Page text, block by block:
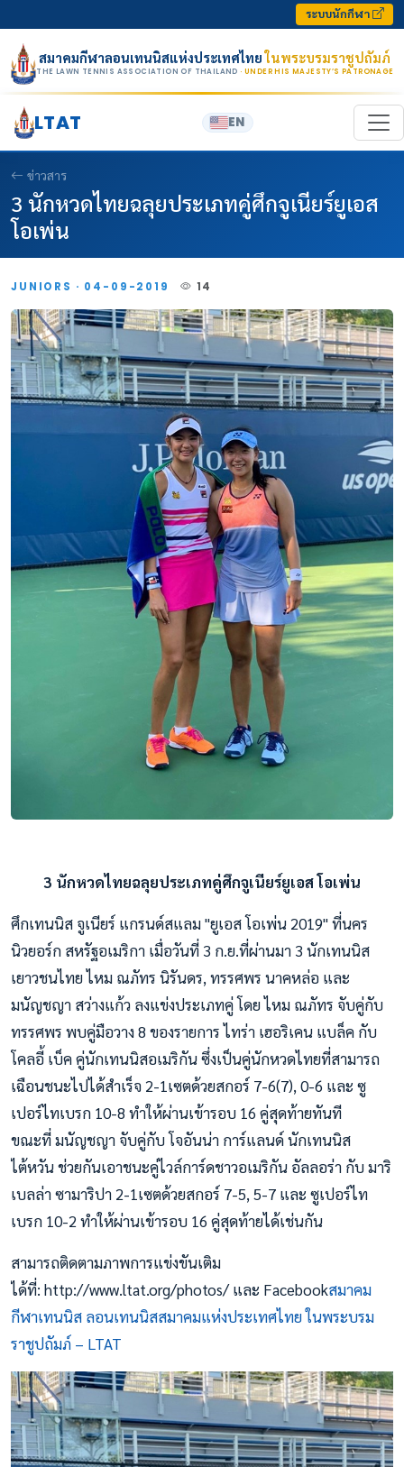
ระบบนักกีฬา
สมาคมกีฬาลอนเทนนิสแห่งประเทศไทยในพระบรมราชูปถัมภ์
THE LAWN TENNIS ASSOCIATION OF THAILAND · UNDER HIS MAJESTY’S PATRONAGE
LTAT EN
ข่าวสาร
3 นักหวดไทยฉลุยประเภทคู่ศึกจูเนียร์ยูเอส
โอเพ่น
JUNIORS · 04-09-2019 14
3 นักหวดไทยฉลุยประเภทคู่ศึกจูเนียร์ยูเอส โอเพ่น
ศึกเทนนิส จูเนียร์ แกรนด์สแลม "ยูเอส โอเพ่น 2019" ที่นคร
นิวยอร์ก สหรัฐอเมริกา เมื่อวันที่ 3 ก.ย.ที่ผ่านมา 3 นักเทนนิส
เยาวชนไทย ไหม ณภัทร นิรันดร, ทรรศพร นาคหล่อ และ
มนัญชญา สว่างแก้ว ลงแข่งประเภทคู่ โดย ไหม ณภัทร จับคู่กับ
ทรรศพร พบคู่มือวาง 8 ของรายการ ไทร่า เฮอริเคน แบล็ค กับ
โคลอี้ เบ็ค คู่นักเทนนิสอเมริกัน ซึ่งเป็นคู่นักหวดไทยที่สามารถ
เฉือนชนะไปได้สำเร็จ 2-1เซตด้วยสกอร์ 7-6(7), 0-6 และ ซู
เปอร์ไทเบรก 10-8 ทำให้ผ่านเข้ารอบ 16 คู่สุดท้ายทันที
ขณะที่ มนัญชญา จับคู่กับ โจอันน่า การ์แลนด์ นักเทนนิส
ไต้หวัน ช่วยกันเอาชนะคู่ไวล์การ์ดชาวอเมริกัน อัลลอร่า กับ มาริ
เบลล่า ซามาริปา 2-1เซตด้วยสกอร์ 7-5, 5-7 และ ซูเปอร์ไท
เบรก 10-2 ทำให้ผ่านเข้ารอบ 16 คู่สุดท้ายได้เช่นกัน
สามารถติดตามภาพการแข่งขันเติม
ได้ที่: http://www.ltat.org/photos/ และ Facebookสมาคม
กีฬาเทนนิส ลอนเทนนิสสมาคมแห่งประเทศไทย ในพระบรม
ราชูปถัมภ์ – LTAT